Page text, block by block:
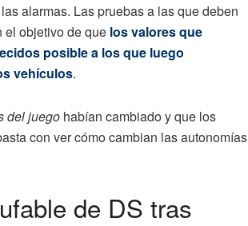
alarmas. Las pruebas a las que deben
el objetivo de que los valores que
posible a los que luego
vehículos.
del juego habían cambiado y que los
con ver cómo cambian las autonomías
de DS tras